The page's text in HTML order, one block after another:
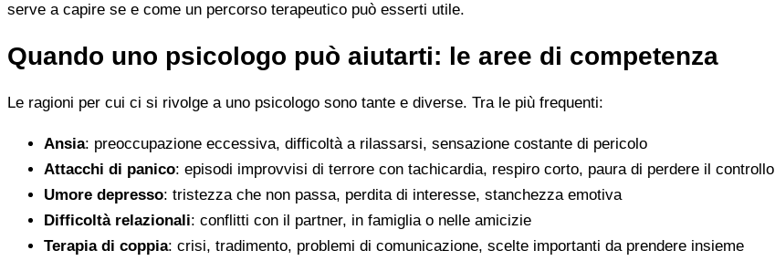
serve a capire se e come un percorso terapeutico può esserti utile.
Quando uno psicologo può aiutarti: le aree di competenza
Le ragioni per cui ci si rivolge a uno psicologo sono tante e diverse. Tra le più frequenti:
Ansia: preoccupazione eccessiva, difficoltà a rilassarsi, sensazione costante di pericolo
Attacchi di panico: episodi improvvisi di terrore con tachicardia, respiro corto, paura di perdere il controllo
Umore depresso: tristezza che non passa, perdita di interesse, stanchezza emotiva
Difficoltà relazionali: conflitti con il partner, in famiglia o nelle amicizie
Terapia di coppia: crisi, tradimento, problemi di comunicazione, scelte importanti da prendere insieme